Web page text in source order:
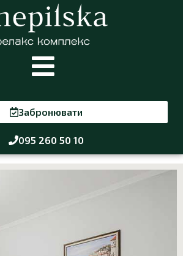
Забронювати
095 260 50 10